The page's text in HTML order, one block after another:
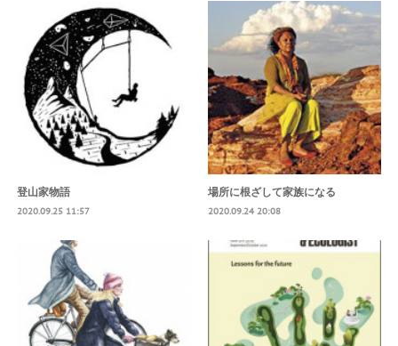
登山家物語
2020.09.25 11:57
場所に根ざして家族になる
2020.09.24 20:08